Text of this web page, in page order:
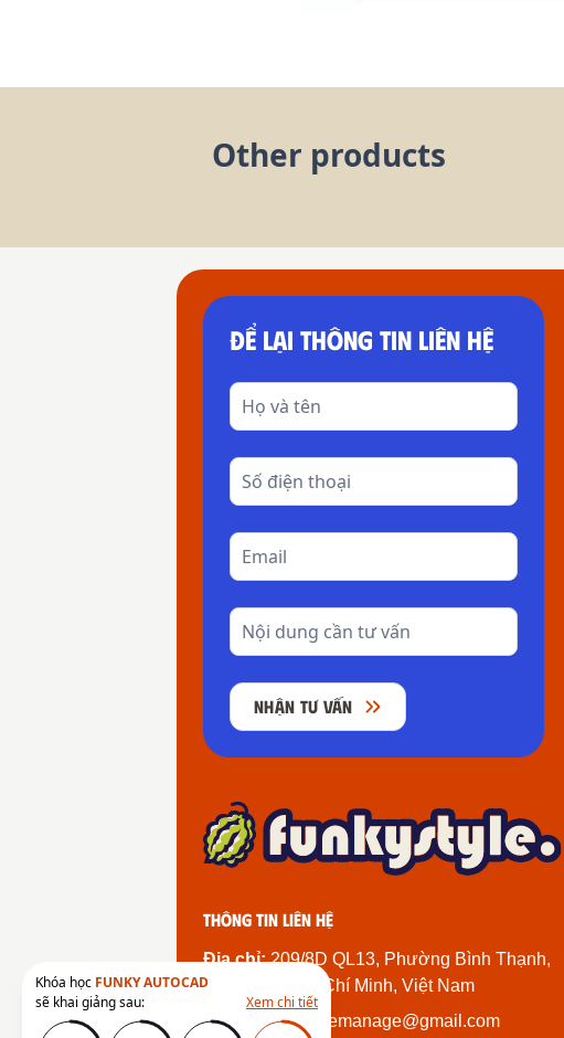
Khóa học FUNKY AUTOCAD
sẽ khai giảng sau:
Xem chi tiết
Other products
ĐỂ LẠI THÔNG TIN LIÊN HỆ
NHẬN TƯ VẤN
Thông tin liên hệ
Địa chỉ:209/8D QL13, Phường Bình Thạnh,
Thành Phố Hồ Chí Minh, Việt Nam
Email:
funkystylemanage@gmail.com